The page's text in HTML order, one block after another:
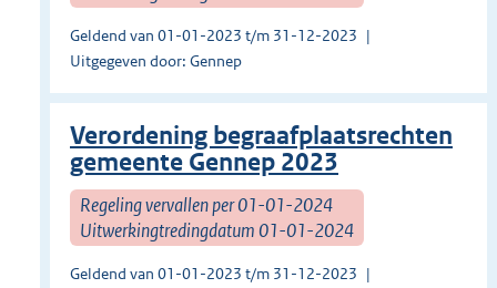
Geldend van 01-01-2023 t/m 31-12-2023
Uitgegeven door: Gennep
Verordening begraafplaatsrechten
gemeente Gennep 2023
Regeling vervallen per 01-01-2024
Uitwerkingtredingdatum 01-01-2024
Geldend van 01-01-2023 t/m 31-12-2023